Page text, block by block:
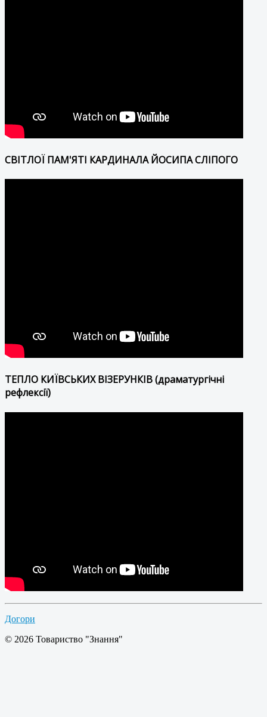
СВІТЛОЇ ПАМ'ЯТІ КАРДИНАЛА ЙОСИПА СЛІПОГО
ТЕПЛО КИЇВСЬКИХ ВІЗЕРУНКІВ (драматургічні
рефлексії)
Догори
© 2026 Товариство "Знання"